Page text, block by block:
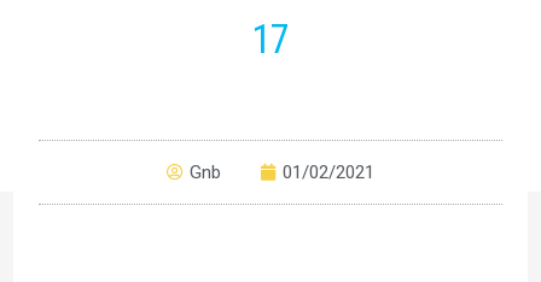
17
Gnb 01/02/2021